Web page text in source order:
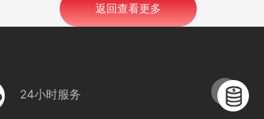
返回查看更多
24小时服务